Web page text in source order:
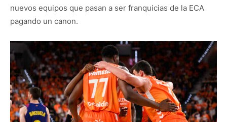
nuevos equipos que pasan a ser franquicias de la ECA
pagando un canon.